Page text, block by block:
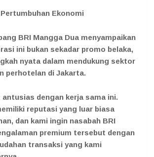
Ekonomi
BRI Mangga Dua menyampaikan
ini bukan sekadar promo belaka,
nyata dalam mendukung sektor
perhotelan di Jakarta.
dengan kerja sama ini.
reputasi yang luar biasa
dan kami ingin nasabah BRI
premium tersebut dengan
transaksi yang kami